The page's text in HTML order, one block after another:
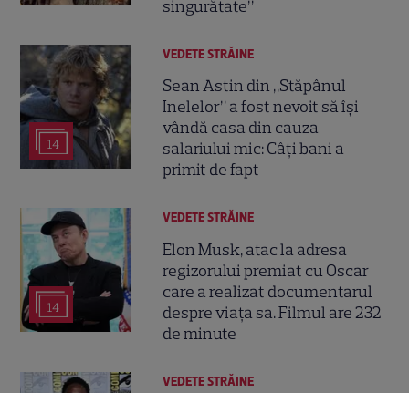
singurătate”
14
VEDETE STRĂINE
Sean Astin din „Stăpânul
Inelelor” a fost nevoit să își
vândă casa din cauza
salariului mic: Câți bani a
primit de fapt
14
VEDETE STRĂINE
Elon Musk, atac la adresa
regizorului premiat cu Oscar
care a realizat documentarul
despre viața sa. Filmul are 232
de minute
VEDETE STRĂINE